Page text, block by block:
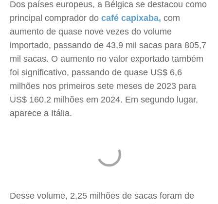
Dos países europeus, a Bélgica se destacou como
principal comprador do café capixaba, com
aumento de quase nove vezes do volume
importado, passando de 43,9 mil sacas para 805,7
mil sacas. O aumento no valor exportado também
foi significativo, passando de quase US$ 6,6
milhões nos primeiros sete meses de 2023 para
US$ 160,2 milhões em 2024. Em segundo lugar,
aparece a Itália.
Desse volume, 2,25 milhões de sacas foram de